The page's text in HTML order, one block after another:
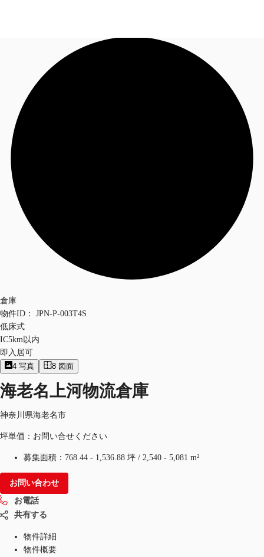
オフィス・事務所
倉庫・物流センター
お電話
倉庫
物件ID：
JPN-P-003T4S
低床式
IC5km以内
即入居可
4 写真 8 図面
海老名上河物流倉庫
神奈川県海老名市
坪単価：お問い合せください
募集面積： 768.44 - 1,536.88 坪 / 2,540 - 5,081 m²
お問い合わせ
お電話
共有する
物件詳細
物件概要